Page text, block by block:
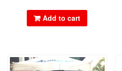
Add to cart